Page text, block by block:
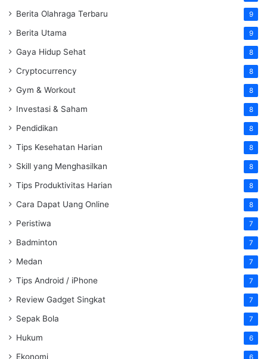
Berita Olahraga Terbaru 9
Berita Utama 9
Gaya Hidup Sehat 8
Cryptocurrency 8
Gym & Workout 8
Investasi & Saham 8
Pendidikan 8
Tips Kesehatan Harian 8
Skill yang Menghasilkan 8
Tips Produktivitas Harian 8
Cara Dapat Uang Online 8
Peristiwa 7
Badminton 7
Medan 7
Tips Android / iPhone 7
Review Gadget Singkat 7
Sepak Bola 7
Hukum 6
Ekonomi 6